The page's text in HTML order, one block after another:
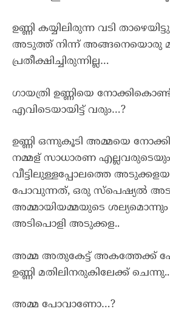
ഉണ്ണി കയ്യിലിരുന്ന വടി
അടുത്ത് നിന്ന് അങ്ങനെയൊരു
പ്രതീക്ഷിച്ചിരുന്നില്ല…
ഗായത്രി ഉണ്ണിയെ
എവിടെയായിട്ട് വരും…?
ഉണ്ണി ഒന്നുകൂടി അമ്മയെ
നമ്മള് സാധാരണ എല്ലവരുടെയും
വീട്ടിലുള്ളപ്പോലത്തെ
പോവുന്നത്, ഒരു സ്പെഷ്യൽ
അമ്മായിയമ്മയുടെ ശല്യമൊന്നും
അടിപൊളി അടുക്കള..
അമ്മ അതുകേട്ട് അകത്തേക്ക്
ഉണ്ണി മതിലിനരുകിലേക്ക് ചെന്നു..
അമ്മ പോവാണോ…?